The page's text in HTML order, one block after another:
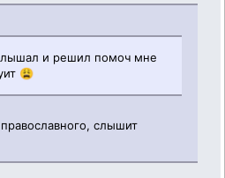
и решил помоч мне
😩
слышит